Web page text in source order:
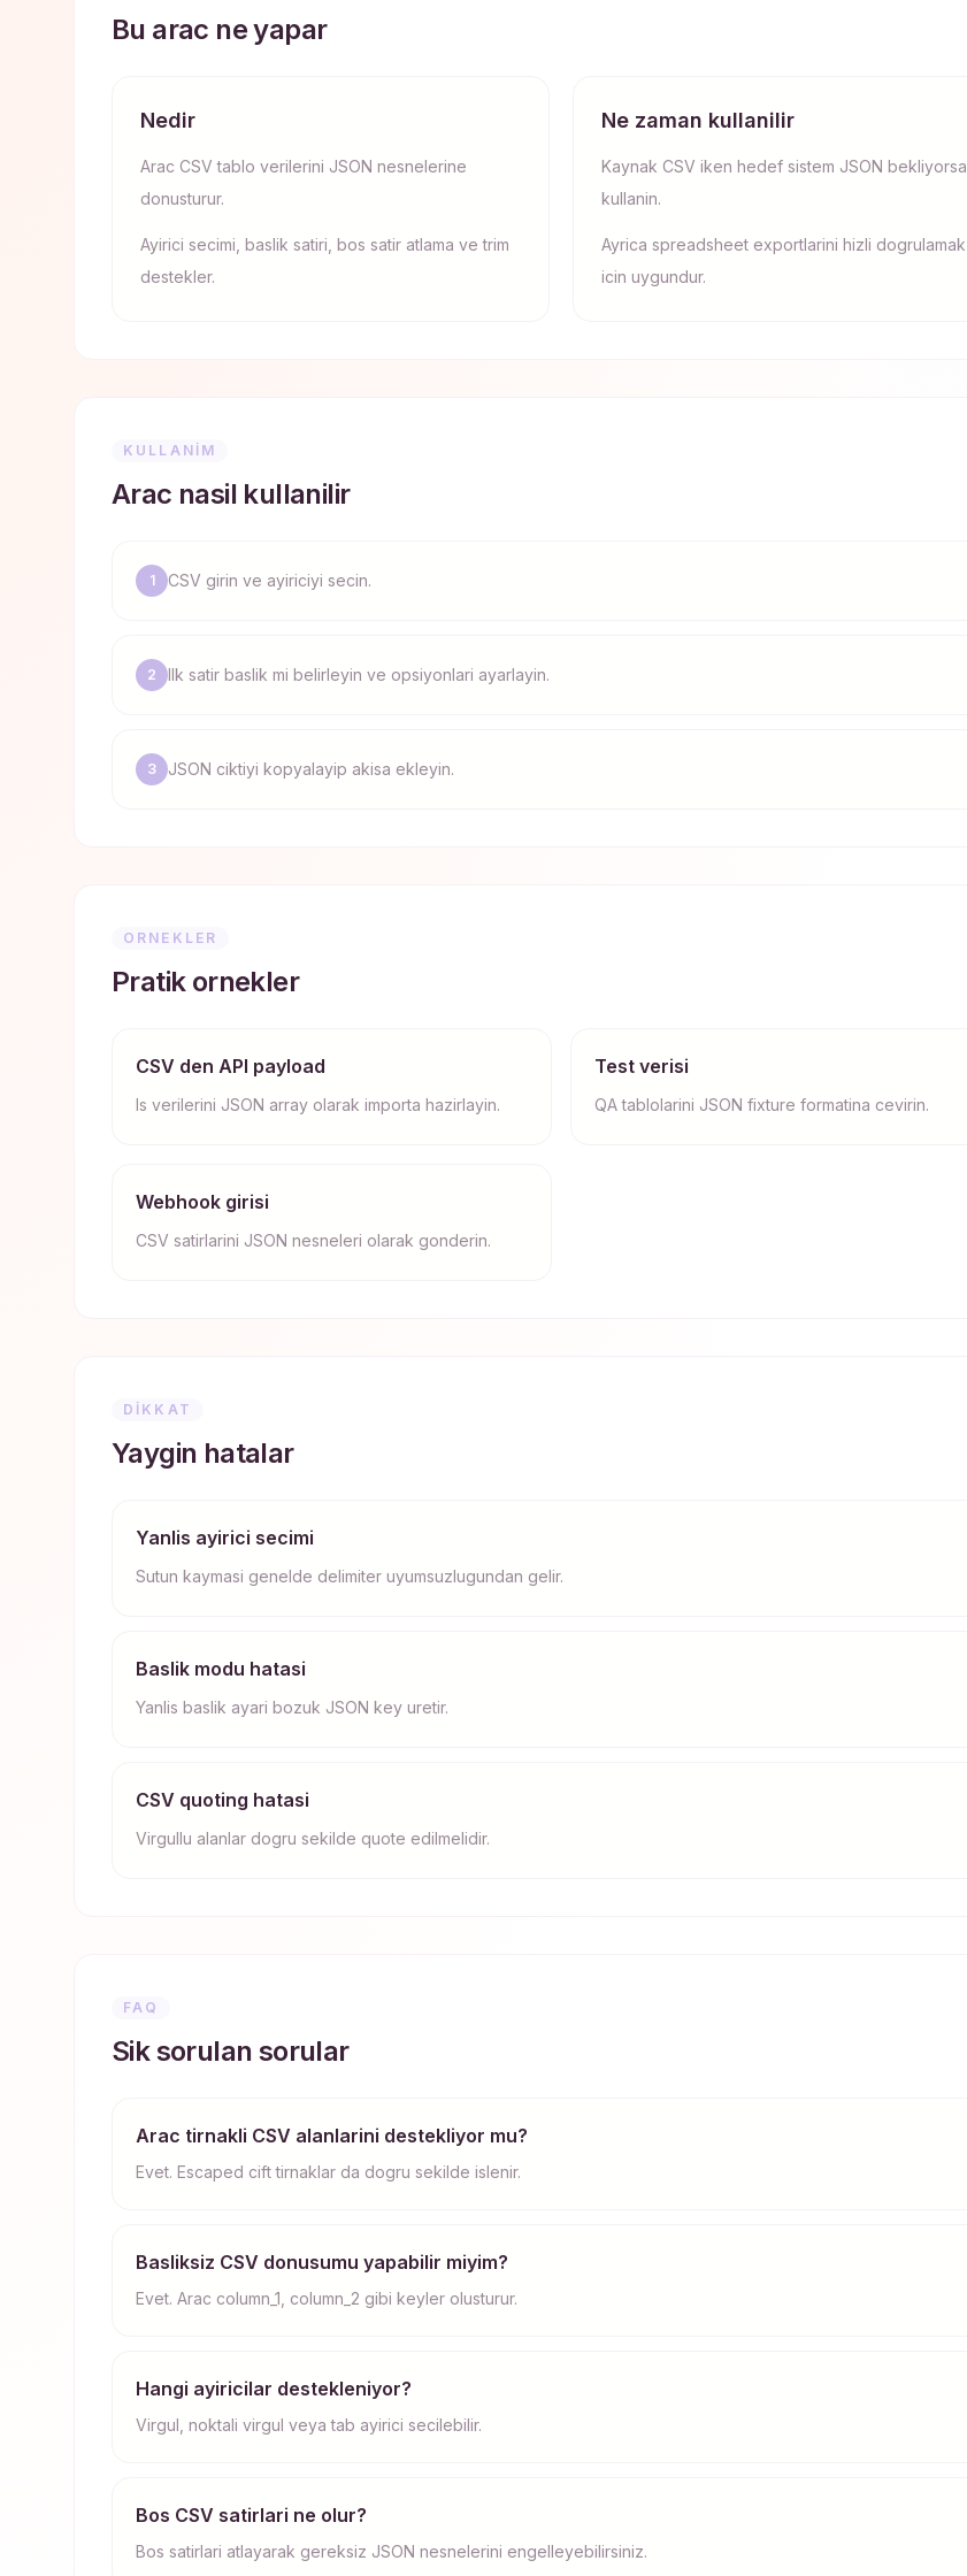
Bu arac ne yapar
Nedir
Arac CSV tablo verilerini JSON nesnelerine
donusturur.
Ayirici secimi, baslik satiri, bos satir atlama ve trim
destekler.
Ne zaman kullanilir
Kaynak CSV iken hedef sistem JSON bekliyorsa
kullanin.
Ayrica spreadsheet exportlarini hizli dogrulamak
icin uygundur.
KULLANIM
Arac nasil kullanilir
1 CSV girin ve ayiriciyi secin.
2 Ilk satir baslik mi belirleyin ve opsiyonlari ayarlayin.
3 JSON ciktiyi kopyalayip akisa ekleyin.
ORNEKLER
Pratik ornekler
CSV den API payload
Is verilerini JSON array olarak importa hazirlayin.
Test verisi
QA tablolarini JSON fixture formatina cevirin.
Webhook girisi
CSV satirlarini JSON nesneleri olarak gonderin.
DIKKAT
Yaygin hatalar
Yanlis ayirici secimi
Sutun kaymasi genelde delimiter uyumsuzlugundan gelir.
Baslik modu hatasi
Yanlis baslik ayari bozuk JSON key uretir.
CSV quoting hatasi
Virgullu alanlar dogru sekilde quote edilmelidir.
FAQ
Sik sorulan sorular
Arac tirnakli CSV alanlarini destekliyor mu?
Evet. Escaped cift tirnaklar da dogru sekilde islenir.
Basliksiz CSV donusumu yapabilir miyim?
Evet. Arac column_1, column_2 gibi keyler olusturur.
Hangi ayiricilar destekleniyor?
Virgul, noktali virgul veya tab ayirici secilebilir.
Bos CSV satirlari ne olur?
Bos satirlari atlayarak gereksiz JSON nesnelerini engelleyebilirsiniz.